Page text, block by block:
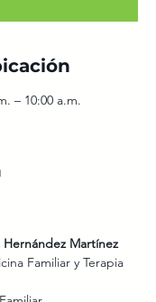
– 10:00 a.m.
Hernández Martínez
Familiar y Terapia